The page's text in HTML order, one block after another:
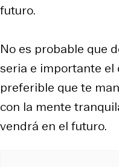
futuro.
No es probable que
seria e importante el
preferible que te
con la mente
vendrá en el futuro.